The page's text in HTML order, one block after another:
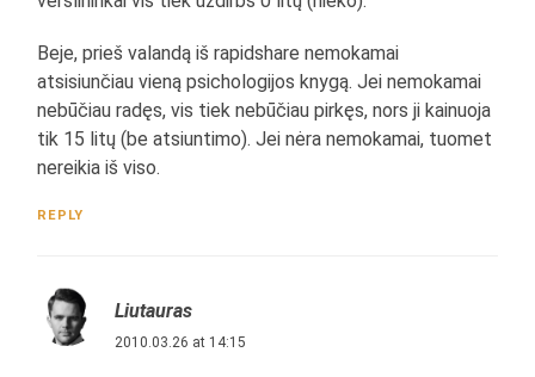
Beje, prieš valandą iš rapidshare nemokamai
atsisiunčiau vieną psichologijos knygą. Jei nemokamai
nebūčiau radęs, vis tiek nebūčiau pirkęs, nors ji kainuoja
tik 15 litų (be atsiuntimo). Jei nėra nemokamai, tuomet
nereikia iš viso.
REPLY
Liutauras
2010.03.26 at 14:15